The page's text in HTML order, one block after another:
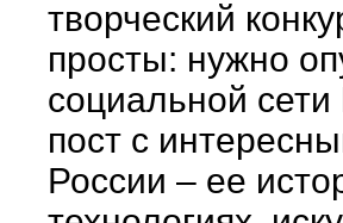
творческий
просты: нужно
социальной сети
пост с
России – ее